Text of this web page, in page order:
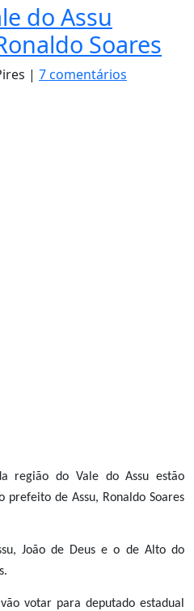
do Assu
Soares
| 7 comentários
região do Vale do Assu estão
de Assu, Ronaldo Soares
João de Deus e o de Alto do
votar para deputado estadual